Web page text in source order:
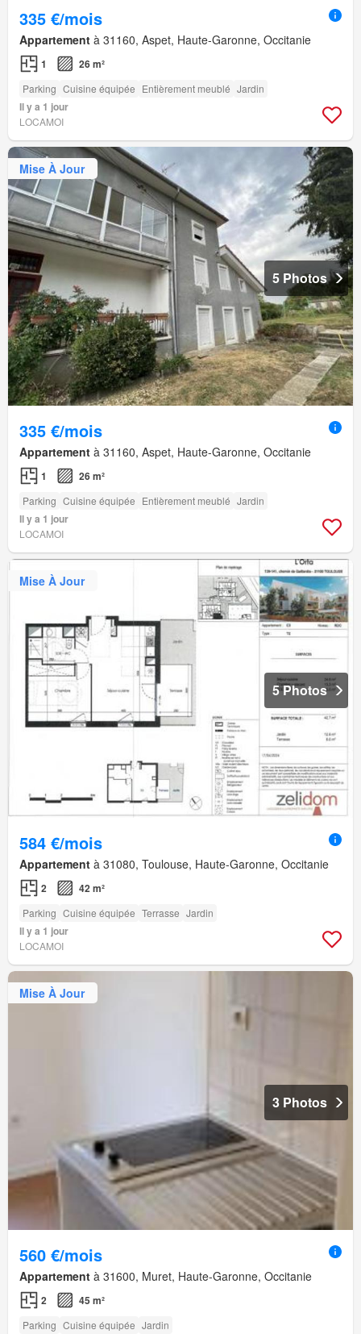
335 €/mois
Appartement à 31160, Aspet, Haute-Garonne, Occitanie
1 26 m²
Parking Cuisine équipée Entièrement meublé Jardin
Il y a 1 jour
LOCAMOI
Mise À Jour
5 Photos
335 €/mois
Appartement à 31160, Aspet, Haute-Garonne, Occitanie
1 26 m²
Parking Cuisine équipée Entièrement meublé Jardin
Il y a 1 jour
LOCAMOI
Mise À Jour
5 Photos
584 €/mois
Appartement à 31080, Toulouse, Haute-Garonne, Occitanie
2 42 m²
Parking Cuisine équipée Terrasse Jardin
Il y a 1 jour
LOCAMOI
Mise À Jour
3 Photos
560 €/mois
Appartement à 31600, Muret, Haute-Garonne, Occitanie
2 45 m²
Parking Cuisine équipée Jardin